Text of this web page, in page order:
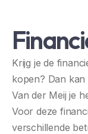
Krijg je de
kopen? Dan
Van der Meij je
Voor deze
verschillende